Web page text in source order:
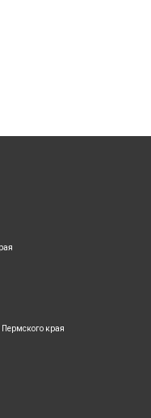
Пермского края